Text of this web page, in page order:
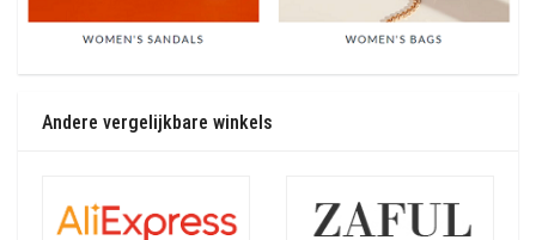
Andere vergelijkbare winkels